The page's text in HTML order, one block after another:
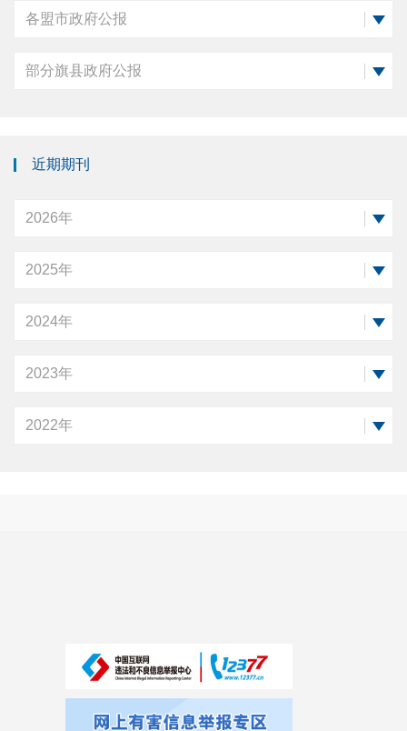
各盟市政府公报
部分旗县政府公报
近期期刊
2026年
2025年
2024年
2023年
2022年